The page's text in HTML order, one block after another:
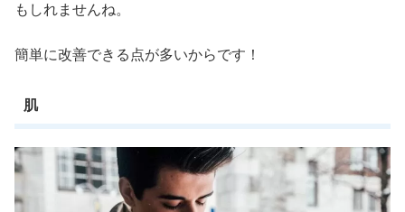
もしれませんね。
簡単に改善できる点が多いからです！
肌